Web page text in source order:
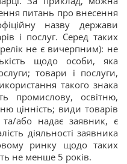
питань про внесення
назву держави
і послуг. Серед таких
не є вичерпним): не
щодо особи, яка
товари і послуги,
такого знака
промислову, освітню,
цінність; види товарів
або надає заявник, є
діяльності заявника
ринку щодо таких
не менше 5 років.